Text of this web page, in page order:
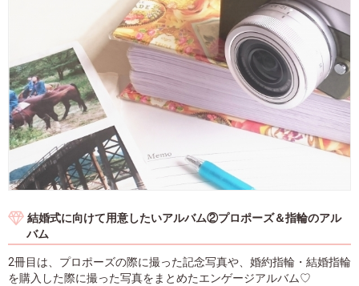
結婚式に向けて用意したいアルバム②プロポーズ＆指輪のアル
バム
2冊目は、プロポーズの際に撮った記念写真や、婚約指輪・結婚指輪
を購入した際に撮った写真をまとめたエンゲージアルバム♡